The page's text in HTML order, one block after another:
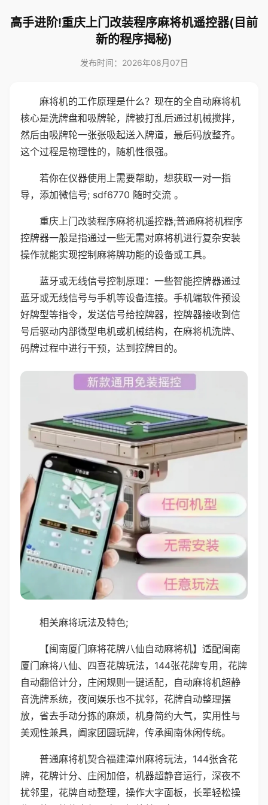
高手进阶!重庆上门改装程序麻将机遥控器(目前
新的程序揭秘)
发布时间：2026年08月07日
麻将机的工作原理是什么？现在的全自动麻将机
核心是洗牌盘和吸牌轮，牌被打乱后通过机械搅拌，
然后由吸牌轮一张张吸起送入牌道，最后码放整齐。
这个过程是物理性的，随机性很强。
若你在仪器使用上需要帮助，想获取一对一指
导，添加微信号; sdf6770 随时交流 。
重庆上门改装程序麻将机遥控器;普通麻将机程序
控牌器一般是指通过一些无需对麻将机进行复杂安装
操作就能实现控制麻将牌功能的设备或工具。
蓝牙或无线信号控制原理：一些智能控牌器通过
蓝牙或无线信号与手机等设备连接。手机端软件预设
好牌型等指令，发送信号给控牌器，控牌器接收到信
号后驱动内部微型电机或机械结构，在麻将机洗牌、
码牌过程中进行干预，达到控牌目的。
相关麻将玩法及特色;
【闽南厦门麻将花牌八仙自动麻将机】适配闽南
厦门麻将八仙、四喜花牌玩法，144张花牌专用，花牌
自动翻倍计分，庄闲规则一键适配，自动麻将机超静
音洗牌系统，夜间娱乐也不扰邻，花牌自动整理摆
放，省去手动分拣的麻烦，机身简约大气，实用性与
美观性兼具，阖家团圆玩牌，传承闽南休闲传统。
普通麻将机契合福建漳州麻将玩法，144张含花
牌，花牌计分、庄闲加倍，机器超静音运行，深夜不
扰邻里，花牌自动整理，操作大字面板，长辈轻松操